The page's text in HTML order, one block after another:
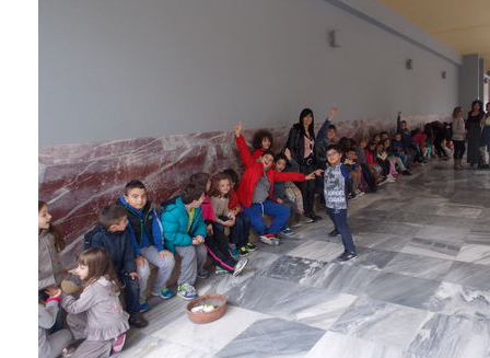
ΤΟΠΟΣ
ΠΟΛΙΤΙΣΜΟΣ
ΑΝΘΕΚΤΙΚΗ
ΠΟΛΗ